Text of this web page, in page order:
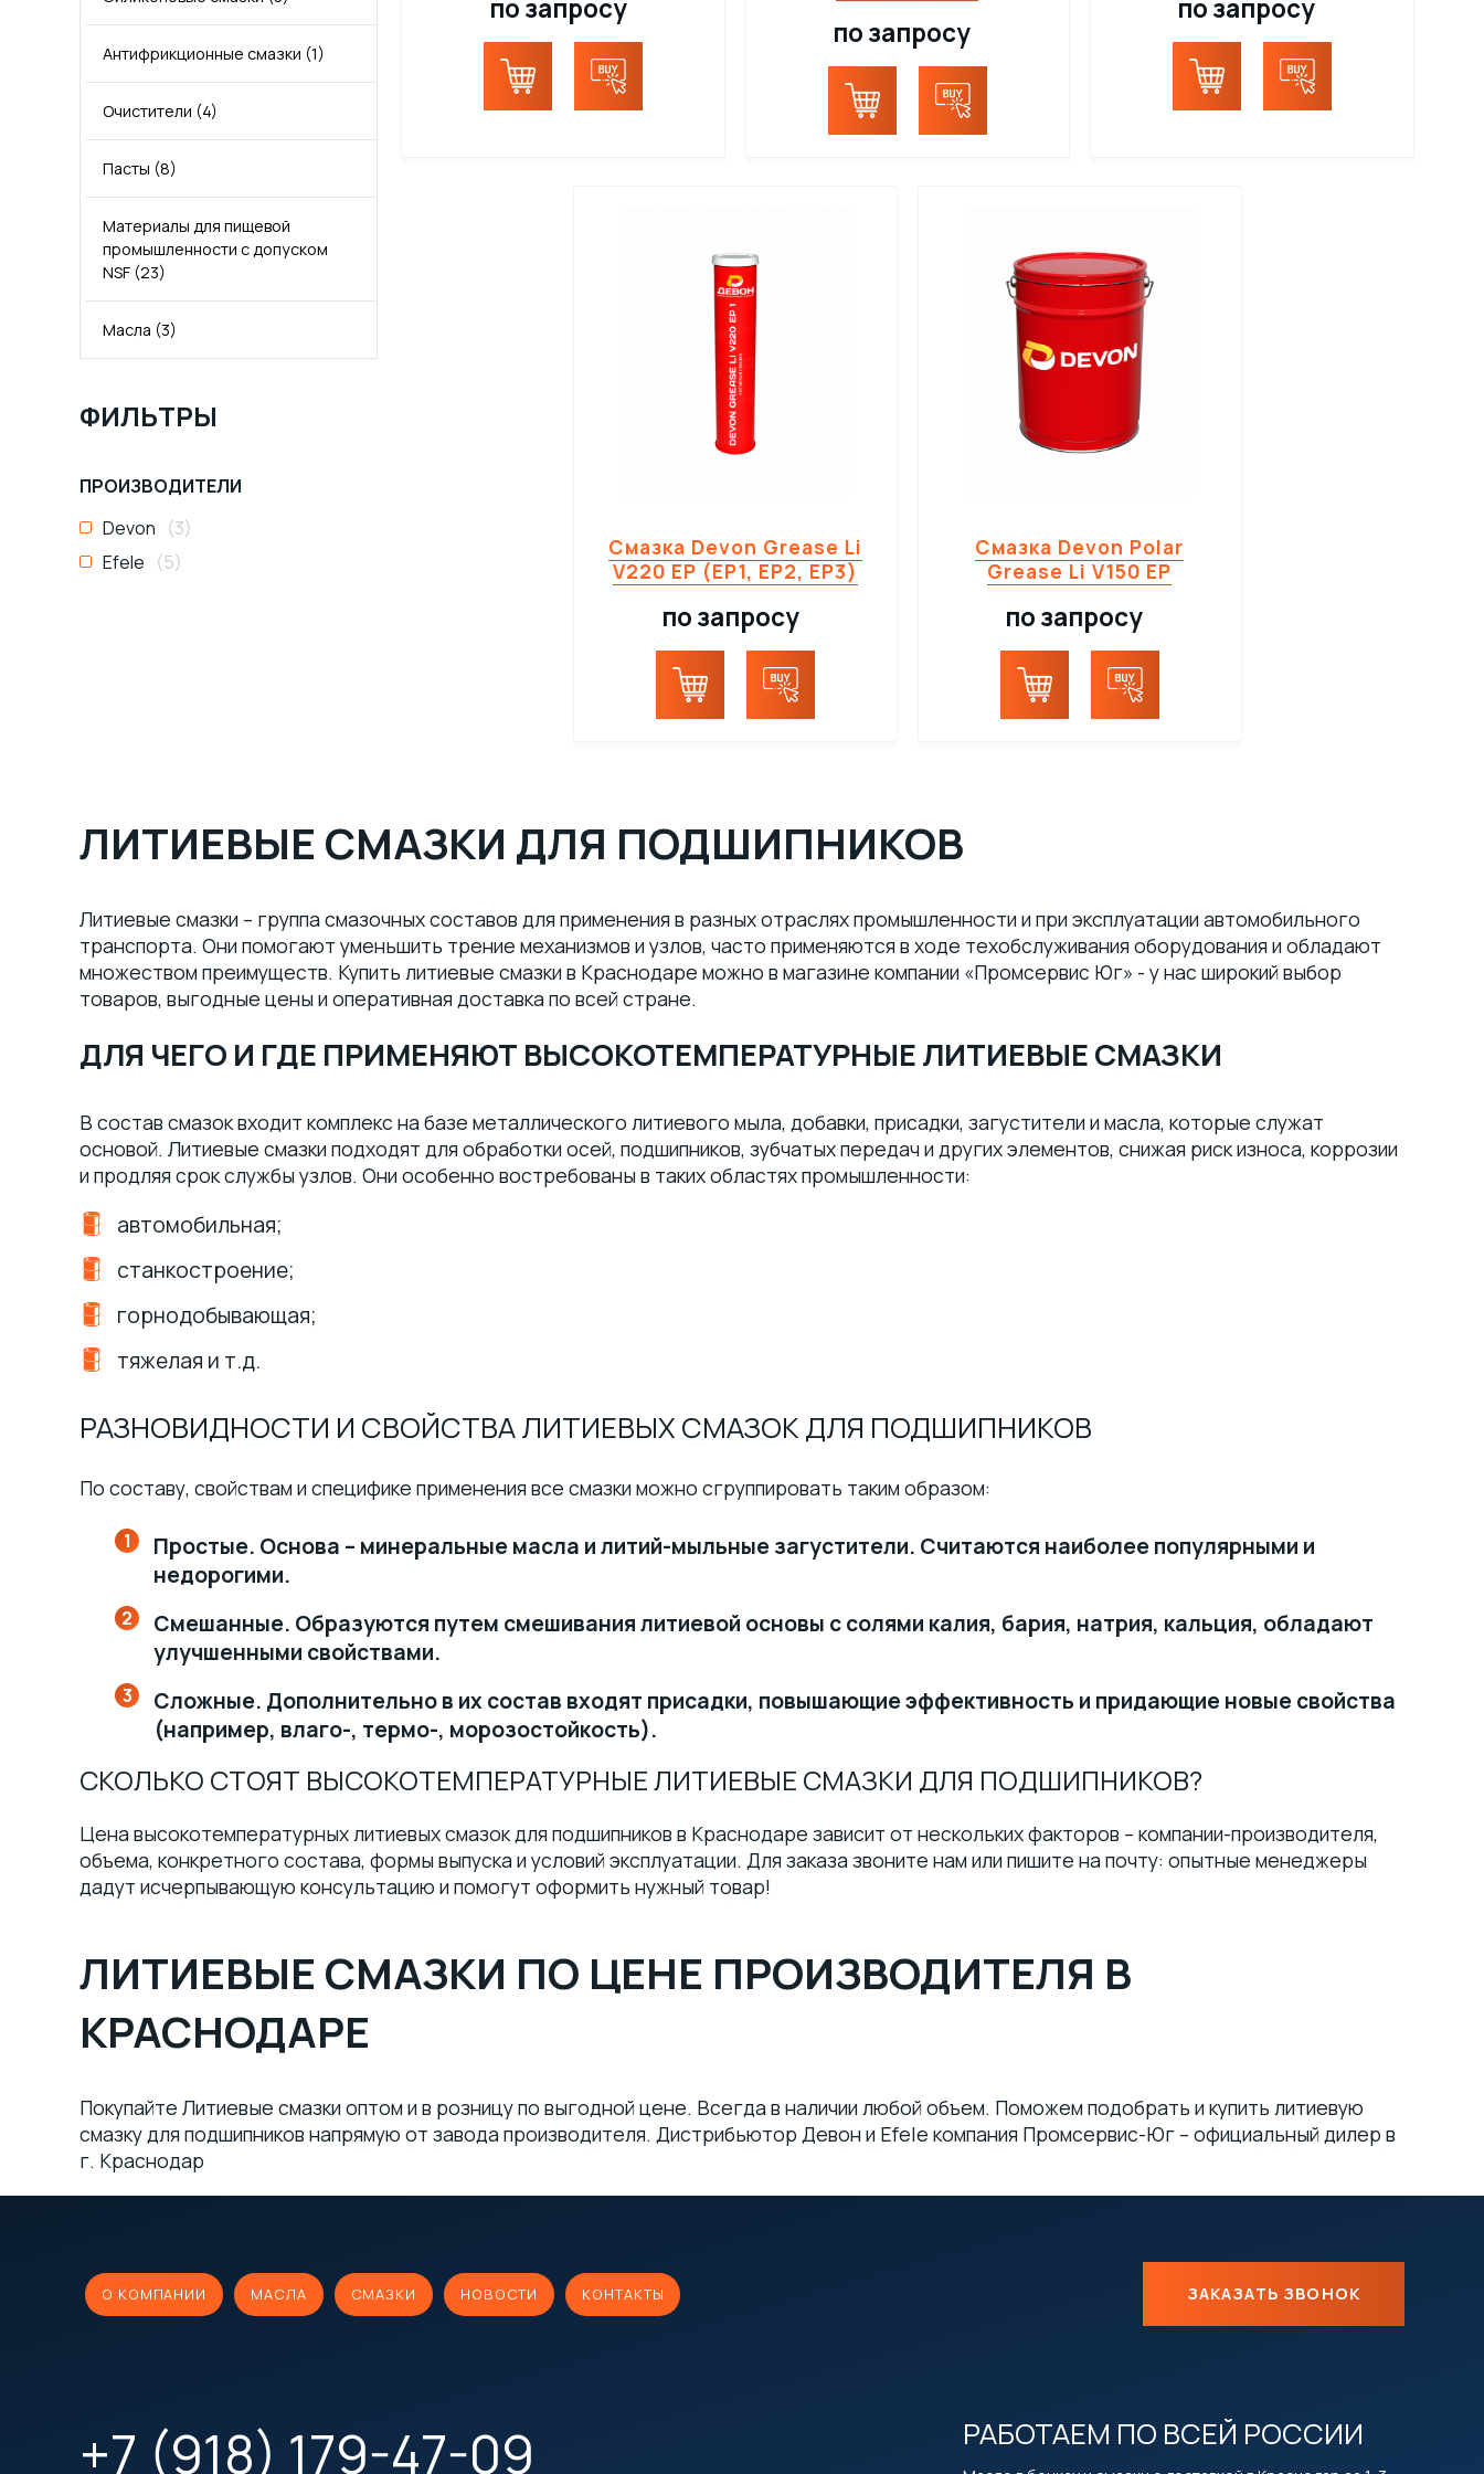
дизельных двигателей Евро-3
(7)
Моторные масла для
Моторное масло SN(6)
Моторное масло SP GF-6
Моторное масло C3
Антифрикционные смазки (1)
Очистители (4)
Пасты (8)
Материалы для пищевой
промышленности с допуском
NSF (23)
Масла (3)
ФИЛЬТРЫ
ПРОИЗВОДИТЕЛИ
Devon (3)
Efele (5)
по запросу
по запросу
по запросу
Cмазка Devon Grease Li
V220 EP (EP1, EP2, EP3)
по запросу
Cмазка Devon Polar
Grease Li V150 EP
по запросу
ЛИТИЕВЫЕ СМАЗКИ ДЛЯ ПОДШИПНИКОВ
Литиевые смазки – группа смазочных составов для применения в разных отраслях промышленности и при эксплуатации автомобильного
транспорта. Они помогают уменьшить трение механизмов и узлов, часто применяются в ходе техобслуживания оборудования и обладают
множеством преимуществ. Купить литиевые смазки в Краснодаре можно в магазине компании «Промсервис Юг» - у нас широкий выбор
товаров, выгодные цены и оперативная доставка по всей стране.
ДЛЯ ЧЕГО И ГДЕ ПРИМЕНЯЮТ ВЫСОКОТЕМПЕРАТУРНЫЕ ЛИТИЕВЫЕ СМАЗКИ
В состав смазок входит комплекс на базе металлического литиевого мыла, добавки, присадки, загустители и масла, которые служат
основой. Литиевые смазки подходят для обработки осей, подшипников, зубчатых передач и других элементов, снижая риск износа, коррозии
и продляя срок службы узлов. Они особенно востребованы в таких областях промышленности:
автомобильная;
станкостроение;
горнодобывающая;
тяжелая и т.д.
РАЗНОВИДНОСТИ И СВОЙСТВА ЛИТИЕВЫХ СМАЗОК ДЛЯ ПОДШИПНИКОВ
По составу, свойствам и специфике применения все смазки можно сгруппировать таким образом:
Простые. Основа – минеральные масла и литий-мыльные загустители. Считаются наиболее популярными и
недорогими.
Смешанные. Образуются путем смешивания литиевой основы с солями калия, бария, натрия, кальция, обладают
улучшенными свойствами.
Сложные. Дополнительно в их состав входят присадки, повышающие эффективность и придающие новые свойства
(например, влаго-, термо-, морозостойкость).
СКОЛЬКО СТОЯТ ВЫСОКОТЕМПЕРАТУРНЫЕ ЛИТИЕВЫЕ СМАЗКИ ДЛЯ ПОДШИПНИКОВ?
Цена высокотемпературных литиевых смазок для подшипников в Краснодаре зависит от нескольких факторов – компании-производителя,
объема, конкретного состава, формы выпуска и условий эксплуатации. Для заказа звоните нам или пишите на почту: опытные менеджеры
дадут исчерпывающую консультацию и помогут оформить нужный товар!
ЛИТИЕВЫЕ СМАЗКИ ПО ЦЕНЕ ПРОИЗВОДИТЕЛЯ В
КРАСНОДАРЕ
Покупайте Литиевые смазки оптом и в розницу по выгодной цене. Всегда в наличии любой объем. Поможем подобрать и купить литиевую
смазку для подшипников напрямую от завода производителя. Дистрибьютор Девон и Efele компания Промсервис-Юг – официальный дилер в
г. Краснодар
О КОМПАНИИ МАСЛА СМАЗКИ НОВОСТИ КОНТАКТЫ ЗАКАЗАТЬ ЗВОНОК
+7 (918) 179-47-09 РАБОТАЕМ ПО ВСЕЙ РОССИИ